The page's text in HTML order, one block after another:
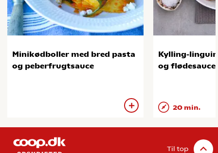
Minikødboller med bred pasta
og peberfrugtsauce
Kylling-
og flødesauce
20 min.
Til top